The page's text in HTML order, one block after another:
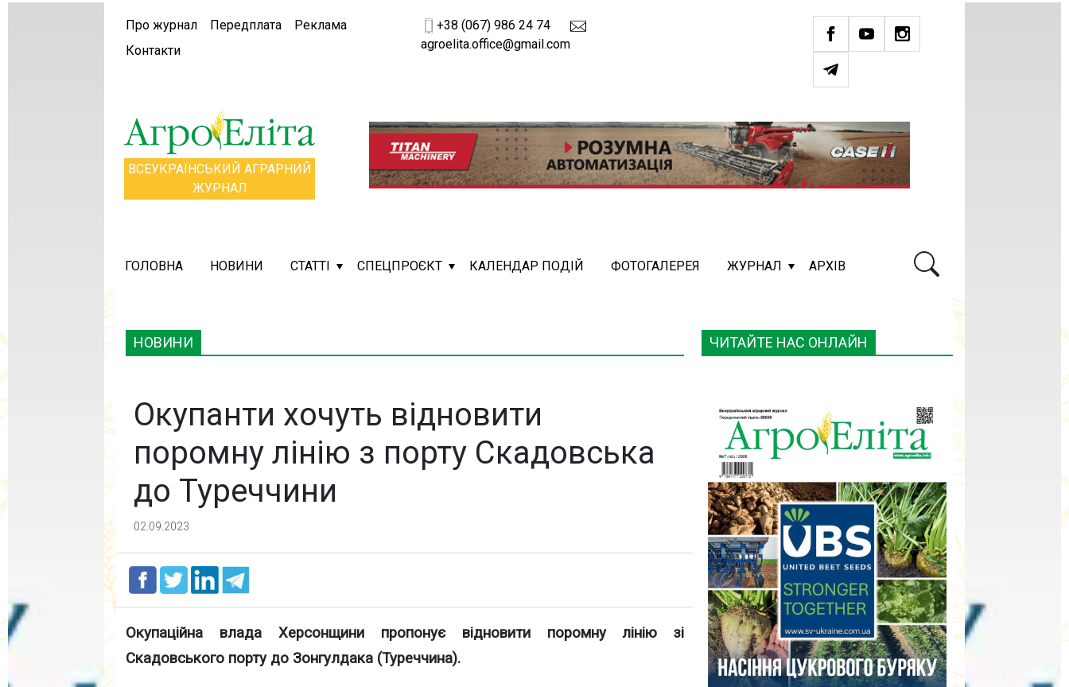
Про журнал Передплата
Реклама
Контакти
+38 (067) 986 24 74
agroelita.office@gmail.com
ВСЕУКРАЇНСЬКИЙ АГРАРНИЙ
ЖУРНАЛ
ГОЛОВНА НОВИНИ СТАТТІ СПЕЦПРОЄКТ КАЛЕНДАР ПОДІЙ ФОТОГАЛЕРЕЯ ЖУРНАЛ АРХІВ
ЧИТАЙТЕ НАС ОНЛАЙН
НОВИНИ
Окупанти хочуть відновити
поромну лінію з порту Скадовська
до Туреччини
02.09.2023
Окупаційна влада Херсонщини пропонує відновити поромну лінію зі
Скадовського порту до Зонгулдака (Туреччина).